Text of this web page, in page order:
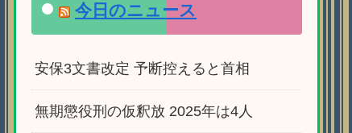
今日のニュース
安保3文書改定 予断控えると首相
無期懲役刑の仮釈放 2025年は4人